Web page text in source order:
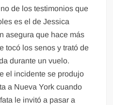
de los testimonios que
es el de Jessica
asegura que hace más
tocó los senos y trató de
durante un vuelo.
el incidente se produjo
a Nueva York cuando
le invitó a pasar a